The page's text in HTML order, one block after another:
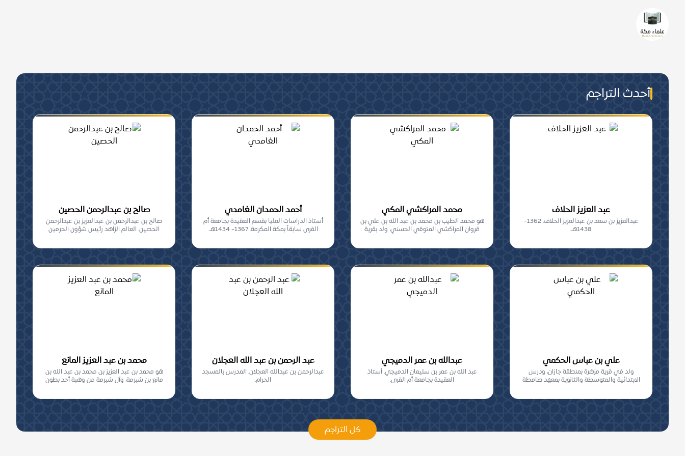
والجماعة, من أهلِ مكة المعاصرين.
أحدث التراجم
عبد العزيز الحلاف
عبدالعزيز بن سعد بن عبدالعزيز الحلاف. 1362-
1438هـ.
محمد المراكشي المكي
هو محمد الطيب بن محمد بن عبد الله بن علي بن
قروان المراكشي المتوقي الحسني، ولد بقرية
أحمد الحمدان الغامدي
أستاذ الدراسات العليا بقسم العقيدة بجامعة أم
القرى سابقاً بمكة المكرمة. 1367- 1434هـ.
صالح بن عبدالرحمن الحصين
صالح بن عبدالرحمن بن عبدالعزيز بن عبدالرحمن
الحصين. العالم الزاهد رئيس شؤون الحرمين
علي بن عباس الحكمي
ولد في قرية مزهرة بمنطقة جازان، ودرس
الابتدائية والمتوسطة والثانوية بمعهد صامطة
عبدالله بن عمر الدميجي
عبد الله بن عمر بن سليمان الدميجي. أستاذ
العقيدة بجامعة أم القرى.
عبد الرحمن بن عبد الله العجلان
عبدالرحمن بن عبدالله العجلان. المدرس بالمسجد
الحرام.
محمد بن عبد العزيز المانع
هو محمد بن عبد العزيز بن محمد بن عبد الله بن
مانع بن شبرمة، وآل شبرمة من وهبة أحد بطون
كل التراجم